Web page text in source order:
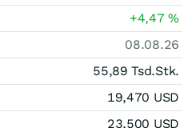
+4,47%
08.08.26
55,89 Tsd.Stk.
19,470 USD
23,500 USD